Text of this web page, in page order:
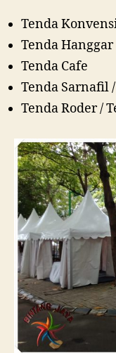
Tenda
Tenda Hanggar
Tenda Cafe
Tenda Sarnafil
Tenda Roder /